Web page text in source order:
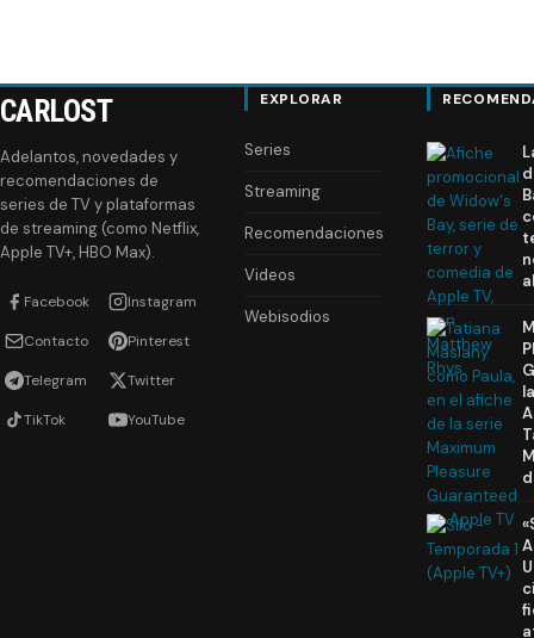
CARLOST
Adelantos, novedades y
recomendaciones de
series de TV y plataformas
de streaming (como Netflix,
Apple TV+, HBO Max).
Facebook Instagram
Contacto Pinterest
Telegram Twitter
TikTok YouTube
EXPLORAR
Series
Streaming
Recomendaciones
Videos
Webisodios